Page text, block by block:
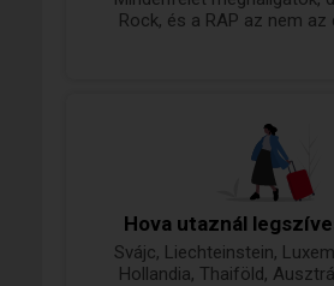
Rock, és a RAP az nem az
Hova utaznál
Svájc, Liechteinstein,
Hollandia, Thaiföld,